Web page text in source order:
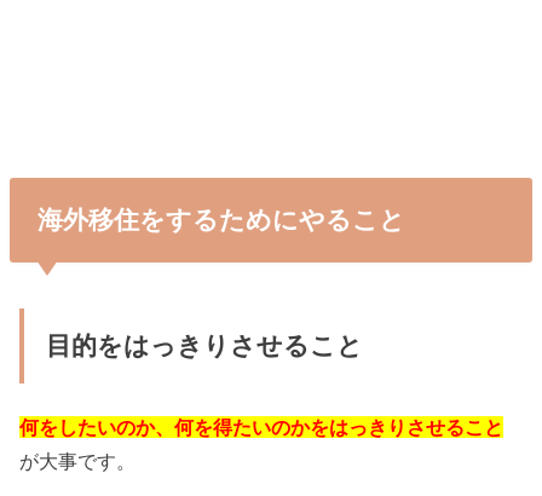
海外移住をするためにやること
目的をはっきりさせること
何をしたいのか、何を得たいのかをはっきりさせること
が大事です。